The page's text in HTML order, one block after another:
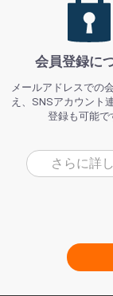
会員登録に
メールアドレスでの
え、SNSアカウント
登録も可能で
さらに詳